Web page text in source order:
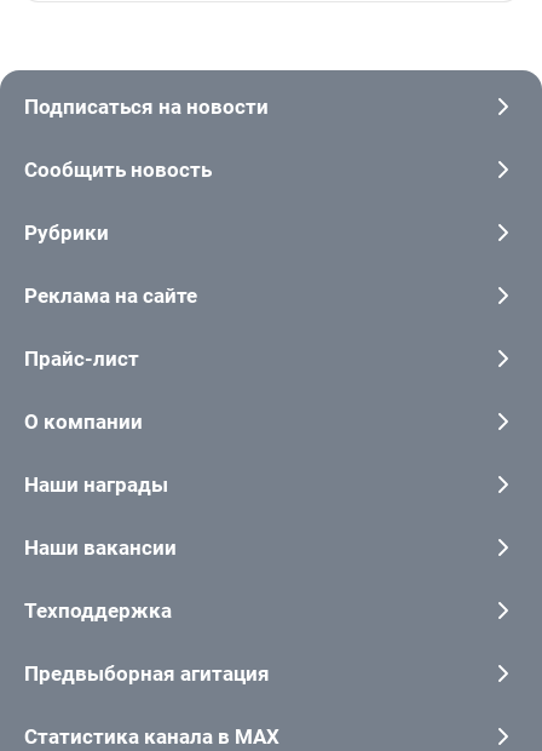
Подписаться на новости
Сообщить новость
Рубрики
Реклама на сайте
Прайс-лист
О компании
Наши награды
Наши вакансии
Техподдержка
Предвыборная агитация
Статистика канала в MAX